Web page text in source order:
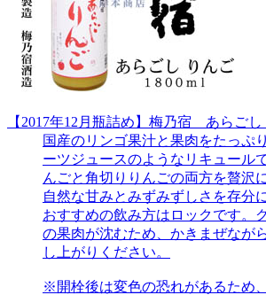
【2017年12月瓶詰め】梅乃宿 あらご
国産のリンゴ果汁と果肉をたっぷ
ーツジュースのようなリキュール
んごと角切りりんごの両方を贅沢
自然な甘みとみずみずしさを存分
おすすめの飲み方はロックです。
の果肉が沈むため、かきまぜなが
し上がりください。
※開栓後は変色の恐れがあるため